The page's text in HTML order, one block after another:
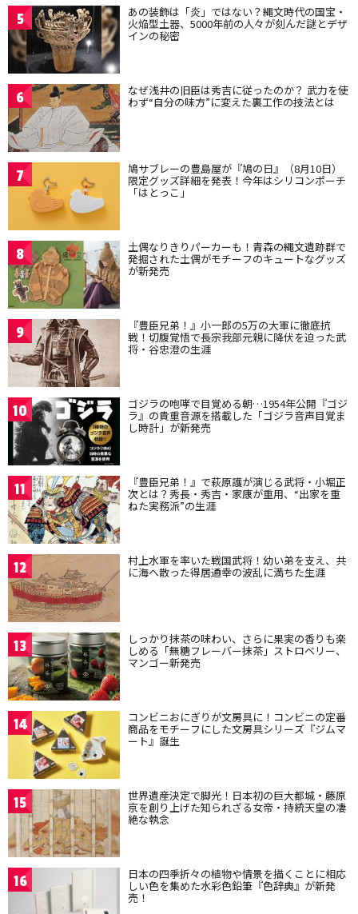
5 あの装飾は「炎」ではない？縄文時代の国宝・
火焔型土器、5000年前の人々が刻んだ謎とデザ
インの秘密
6 なぜ浅井の旧臣は秀吉に従ったのか？ 武力を使
わず“自分の味方”に変えた裏工作の技法とは
7 鳩サブレーの豊島屋が『鳩の日』（8月10日）
限定グッズ詳細を発表！今年はシリコンポーチ
「はとっこ」
8 土偶なりきりパーカーも！青森の縄文遺跡群で
発掘された土偶がモチーフのキュートなグッズ
が新発売
9 『豊臣兄弟！』小一郎の5万の大軍に徹底抗
戦！切腹覚悟で長宗我部元親に降伏を迫った武
将・谷忠澄の生涯
10 ゴジラの咆哮で目覚める朝…1954年公開『ゴジ
ラ』の貴重音源を搭載した「ゴジラ音声目覚ま
し時計」が新発売
11 『豊臣兄弟！』で萩原護が演じる武将・小堀正
次とは？秀長・秀吉・家康が重用、“出家を重
ねた実務派”の生涯
12 村上水軍を率いた戦国武将！幼い弟を支え、共
に海へ散った得居通幸の波乱に満ちた生涯
13 しっかり抹茶の味わい、さらに果実の香りも楽
しめる「無糖フレーバー抹茶」ストロベリー、
マンゴー新発売
14 コンビニおにぎりが文房具に！コンビニの定番
商品をモチーフにした文房具シリーズ『ジムマ
ート』誕生
15 世界遺産決定で脚光！日本初の巨大都城・藤原
京を創り上げた知られざる女帝・持統天皇の凄
絶な執念
16 日本の四季折々の植物や情景を描くことに相応
しい色を集めた水彩色鉛筆『色辞典』が新発
売！